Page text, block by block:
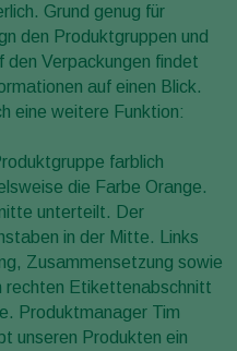
Grund genug für
den Produktgruppen und
den Verpackungen findet
auf einen Blick.
eine weitere Funktion:
farblich
die Farbe Orange.
unterteilt. Der
in der Mitte. Links
Zusammensetzung sowie
rechten Etikettenabschnitt
Produktmanager Tim
unseren Produkten ein